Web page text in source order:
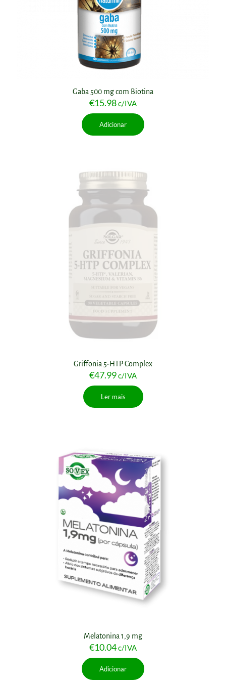
Gaba 500 mg com Biotina
€15.98c/IVA
Adicionar
Griffonia 5-HTP Complex
€47.99c/IVA
Ler mais
Melatonina 1,9 mg
€10.04c/IVA
Adicionar